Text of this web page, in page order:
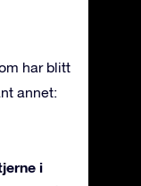
har blitt
annet:
i